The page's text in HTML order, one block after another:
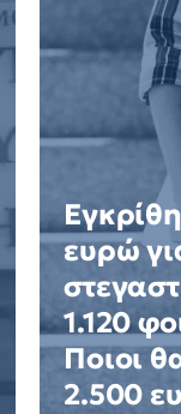
ευρώ
1.120
Ποιοι
2.500